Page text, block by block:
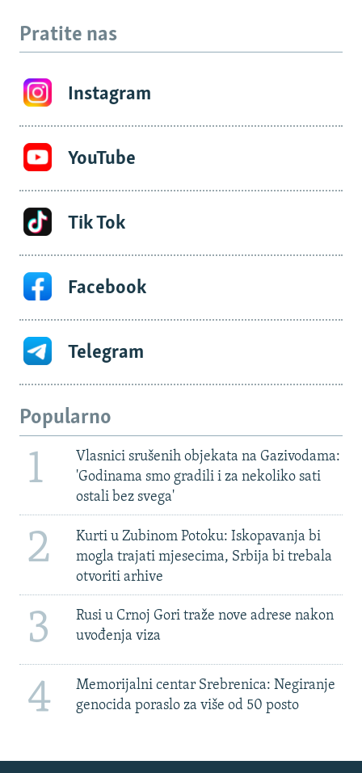
Pratite nas
Instagram
YouTube
Tik Tok
Facebook
Telegram
Popularno
1
Vlasnici srušenih objekata na Gazivodama:
'Godinama smo gradili i za nekoliko sati
ostali bez svega'
2
Kurti u Zubinom Potoku: Iskopavanja bi
mogla trajati mjesecima, Srbija bi trebala
otvoriti arhive
3
Rusi u Crnoj Gori traže nove adrese nakon
uvođenja viza
4
Memorijalni centar Srebrenica: Negiranje
genocida poraslo za više od 50 posto